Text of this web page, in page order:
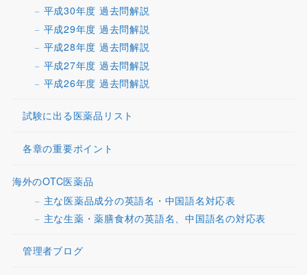
平成30年度 過去問解説
平成29年度 過去問解説
平成28年度 過去問解説
平成27年度 過去問解説
平成26年度 過去問解説
試験に出る医薬品リスト
各章の重要ポイント
海外のOTC医薬品
主な医薬品成分の英語名・中国語名対応表
主な生薬・薬膳食材の英語名、中国語名の対応表
管理者ブログ